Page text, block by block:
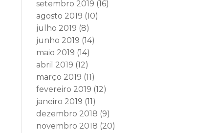
setembro 2019 (16)
agosto 2019 (10)
julho 2019 (8)
junho 2019 (14)
maio 2019 (14)
abril 2019 (12)
março 2019 (11)
fevereiro 2019 (12)
janeiro 2019 (11)
dezembro 2018 (9)
novembro 2018 (20)